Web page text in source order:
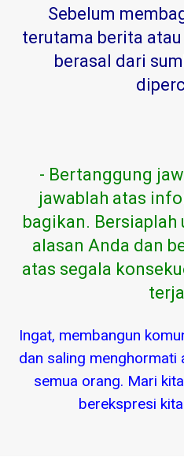
Sebelum
terutama berita
berasal dari
- Bertanggung
jawablah atas
bagikan.
alasan Anda dan
atas segala
Ingat, membangun
dan saling menghormati
semua orang. Mari
berekspresi